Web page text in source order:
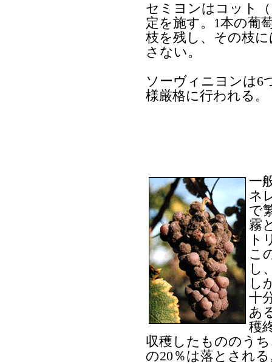
セミヨンはコット
定を施す。1本の葡
枝を残し、その枝
さない。
ソーヴィニヨンは6
様厳格に行われる。
一
ネ
で
霧
ト
こ
し
し
十
あ
穫
収穫したもののう
の20％は落とされる